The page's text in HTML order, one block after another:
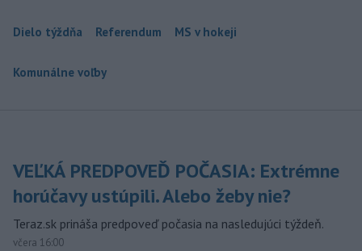
Dielo týždňa Referendum MS v hokeji
Komunálne voľby
VEĽKÁ PREDPOVEĎ POČASIA: Extrémne
horúčavy ustúpili. Alebo žeby nie?
Teraz.sk prináša predpoveď počasia na nasledujúci týždeň.
včera 16:00